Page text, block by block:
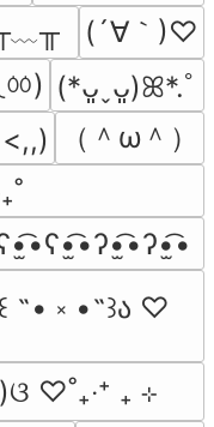
(´∀｀)♡
ㆀ) (*ᴗ͈ˬᴗ͈)ꕤ*.ﾟ
（＾ω＾）
˶• ༝ •˶꒱ა ♡
♡˚₊‧⁺ ₊ ⊹